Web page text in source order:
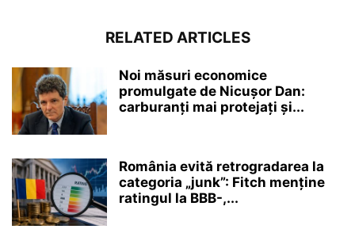
RELATED ARTICLES
Noi măsuri economice
promulgate de Nicușor Dan:
carburanți mai protejați și...
România evită retrogradarea la
categoria „junk”: Fitch menține
ratingul la BBB-,...